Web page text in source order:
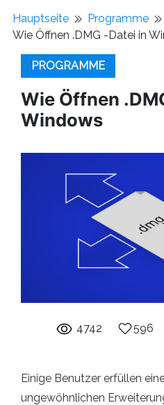
Hauptseite
Programme
Wie Öffnen .DMG -Datei in
PROGRAMME
Wie Öffnen
Windows
4742 596
Einige Benutzer erfüllen
ungewöhnlichen